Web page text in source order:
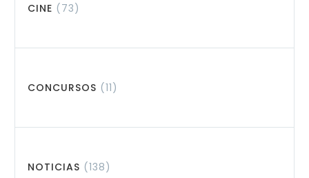
CINE (73)
CONCURSOS (11)
NOTICIAS (138)